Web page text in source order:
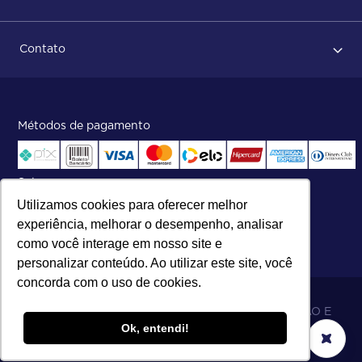
Utilizamos cookies para oferecer melhor
experiência, melhorar o desempenho, analisar
como você interage em nosso site e
personalizar conteúdo. Ao utilizar este site, você
concorda com o uso de cookies.
Ok, entendi!
Status do pedido e acompanhamento da entrega
ISO
Contato
Central de atendimento:
Telefone:(27) 2121-9000
Segunda a Sexta das 8h às 17h30
Métodos de pagamento
Selos
06.698.001/0002-19 - MB 5 COMÉRCIO IMPORTAÇÃO E
EXPORTAÇÃO LTDA - SOARES ATACADO DISTRIBUIDOR.